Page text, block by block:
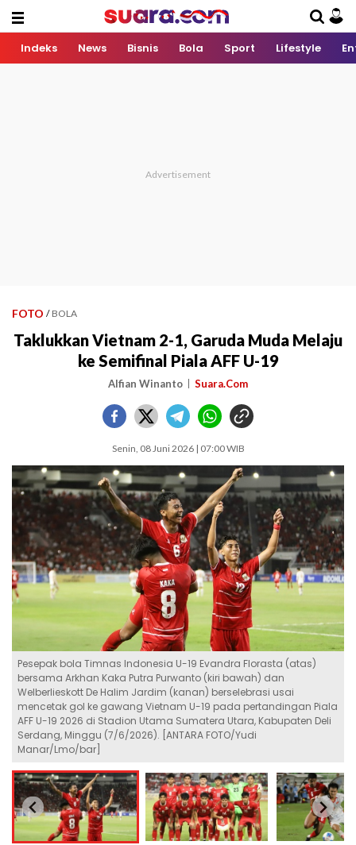
Indeks News Bisnis Bola Sport Lifestyle
FOTO / BOLA
Taklukkan Vietnam 2-1, Garuda Muda Melaju
ke Semifinal Piala AFF U-19
Alfian Winanto Suara.Com
Senin, 08 Juni 2026 | 07:00 WIB
Pesepak bola Timnas Indonesia U-19 Evandra Florasta (atas)
bersama Arkhan Kaka Putra Purwanto (kiri bawah) dan
Welberlieskott De Halim Jardim (kanan) berselebrasi usai
mencetak gol ke gawang Vietnam U-19 pada pertandingan Piala
AFF U-19 2026 di Stadion Utama Sumatera Utara, Kabupaten Deli
Serdang, Minggu (7/6/2026). [ANTARA FOTO/Yudi
Manar/Lmo/bar]